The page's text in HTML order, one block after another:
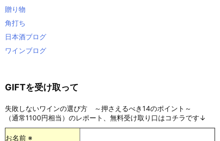
贈り物
角打ち
日本酒ブログ
ワインブログ
GIFTを受け取って
失敗しないワインの選び方 ～押さえるべき14のポイント～
（通常1100円相当）のレポート、無料受け取り口はコチラです↓
お名前 ※